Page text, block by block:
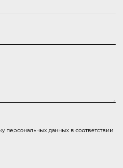
персональных данных в соответствии